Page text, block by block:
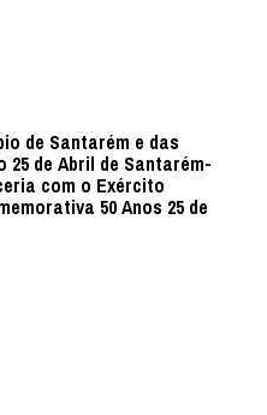
de Santarém e das
25 de Abril de Santarém-
com o Exército
50 Anos 25 de